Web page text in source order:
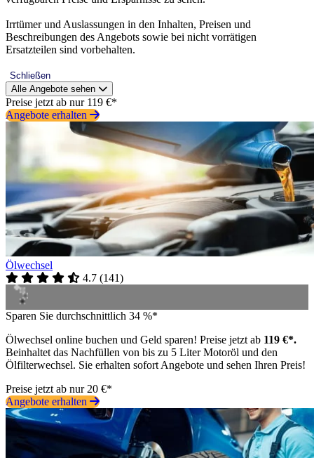
Irrtümer und Auslassungen in den Inhalten, Preisen und
Beschreibungen des Angebots sowie bei nicht vorrätigen
Ersatzteilen sind vorbehalten.
Schließen
Alle Angebote sehen
Preise jetzt ab nur 119 €*
Angebote erhalten
Ölwechsel
4.7 (141)
Sparen Sie durchschnittlich 34 %*
Ölwechsel online buchen und Geld sparen! Preise jetzt ab 119 €*.
Beinhaltet das Nachfüllen von bis zu 5 Liter Motoröl und den
Ölfilterwechsel. Sie erhalten sofort Angebote und sehen Ihren Preis!
Preise jetzt ab nur 20 €*
Angebote erhalten